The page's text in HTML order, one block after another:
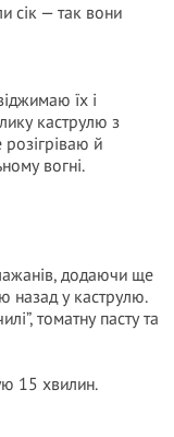
сік — так вони
їх і
каструлю з
й
вогні.
додаючи ще
назад у каструлю.
томатну пасту та
15 хвилин.